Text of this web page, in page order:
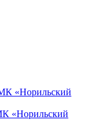
«Норильский
«Норильский